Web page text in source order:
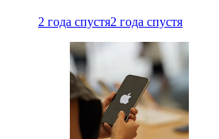
2 года спустя2 года спустя